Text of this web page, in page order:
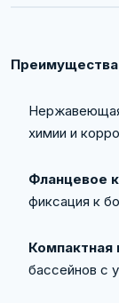
Преимущества
химии и
Фланцевое
фиксация к
Компактная
бассейнов с